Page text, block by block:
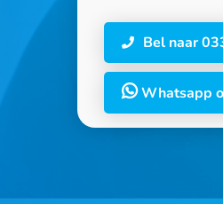
Bel naar
Whatsapp